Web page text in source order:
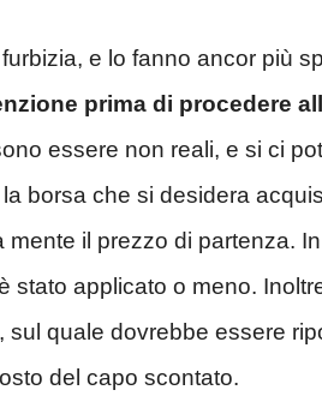
e lo fanno ancor più
prima di procedere
essere non reali, e si ci
borsa che si desidera
il prezzo di partenza.
stato applicato o meno.
quale dovrebbe essere
del capo scontato.